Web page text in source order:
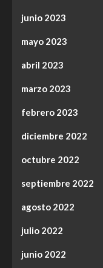
junio 2023
mayo 2023
abril 2023
marzo 2023
febrero 2023
diciembre 2022
octubre 2022
septiembre 2022
agosto 2022
julio 2022
junio 2022